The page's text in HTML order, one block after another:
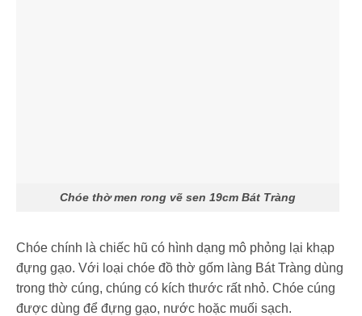
Chóe thờ men rong vẽ sen 19cm Bát Tràng
Chóe chính là chiếc hũ có hình dạng mô phỏng lại khạp
đựng gạo. Với loại chóe đồ thờ gốm làng Bát Tràng dùng
trong thờ cúng, chúng có kích thước rất nhỏ. Chóe cúng
được dùng để đựng gạo, nước hoặc muối sạch.